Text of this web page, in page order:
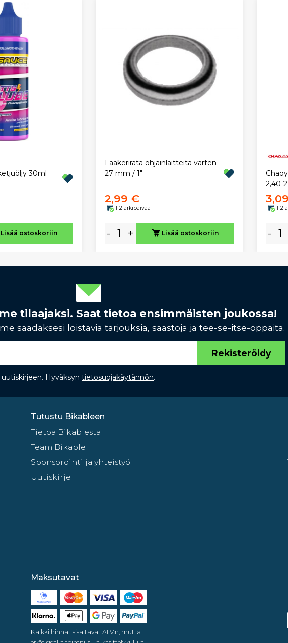
30ml
Lisää ostoskoriin
Laakerirata ohjainlaitteita varten
27 mm / 1"
2,99 €
1-2 arkipäivää
- + Lisää ostoskoriin
2,40-
1-2
-
tilaajaksi. Saat tietoa ensimmäisten joukossa!
saadaksesi loistavia tarjouksia, säästöjä ja tee-se-itse-oppaita.
Rekisteröidy
Hyväksyn tietosuojakäytännön.
Tutustu Bikableen
Tietoa Bikablesta
Team Bikable
Sponsorointi ja yhteistyö
Uutiskirje
Maksutavat
Kaikki hinnat sisältävät ALV:n, mutta